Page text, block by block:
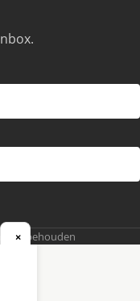
voorbehouden
×